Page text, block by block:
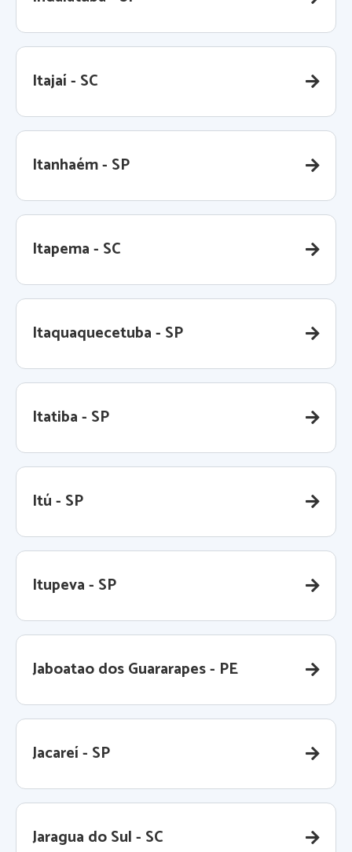
Itajaí - SC
Itanhaém - SP
Itapema - SC
Itaquaquecetuba - SP
Itatiba - SP
Itú - SP
Itupeva - SP
Jaboatao dos Guararapes - PE
Jacareí - SP
Jaragua do Sul - SC